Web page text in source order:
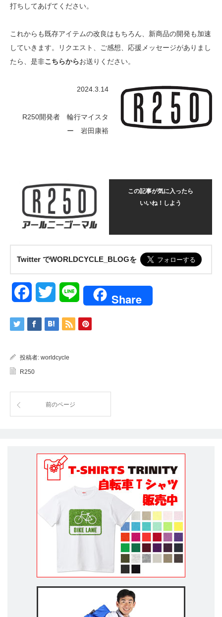
打ちしてあげてください。
これからも既存アイテムの改良はもちろん、新商品の開発も加速
していきます。リクエスト、ご感想、応援メッセージがありまし
たら、是非こちらからお送りください。
2024.3.14
R250開発者 輪行マイスタ
ー 岩田康裕
この記事が気に入ったら
いいね！しよう
Twitter でWORLDCYCLE_BLOGを
FacebookTwitter Line Share
投稿者: worldcycle
R250
前のページ